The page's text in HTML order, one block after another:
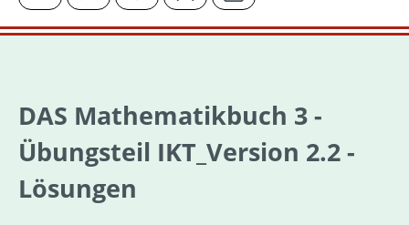
DAS Mathematikbuch 3 -
Übungsteil IKT_Version 2.2 -
Lösungen